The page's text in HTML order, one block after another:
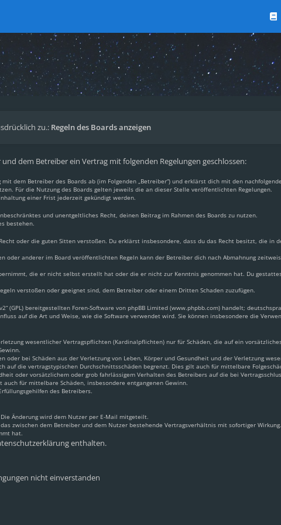
zu.: Regeln des Boards anzeigen
dem Betreiber ein Vertrag mit folgenden Regelungen geschlossen:
dem Betreiber des Boards ab (im Folgenden „Betreiber“) und erklärst dich mit den
Für die Nutzung des Boards gelten jeweils die an dieser Stelle veröffentlichten Regelungen.
einer Frist jederzeit gekündigt werden.
und unentgeltliches Recht, deinen Beitrag im Rahmen des Boards zu nutzen.
bestehen.
oder die guten Sitten verstoßen. Du erklärst insbesondere, dass du das Recht besitzt, die in
oder anderer im Board veröffentlichten Regeln kann der Betreiber dich nach Abmahnung
die er nicht selbst erstellt hat oder die er nicht zur Kenntnis genommen hat. Du
verstoßen oder geeignet sind, dem Betreiber oder einem Dritten Schaden zuzufügen.
“ (GPL) bereitgestellten Foren-Software von phpBB Limited (www.phpbb.com) handelt;
auf die Art und Weise, wie die Software verwendet wird. Sie können insbesondere die
wesentlicher Vertragspflichten (Kardinalpflichten) nur für Schäden, die auf ein
bei Schäden aus der Verletzung von Leben, Körper und Gesundheit und der Verletzung
die vertragstypischen Durchschnittsschäden begrenzt. Dies gilt auch für mittelbare
oder vorsätzlichem oder grob fahrlässigem Verhalten des Betreibers auf die bei
für mittelbare Schäden, insbesondere entgangenen Gewinn.
des Betreibers.
Änderung wird dem Nutzer per E-Mail mitgeteilt.
zwischen dem Betreiber und dem Nutzer bestehende Vertragsverhältnis mit sofortiger Wirkung.
hat.
enthalten.